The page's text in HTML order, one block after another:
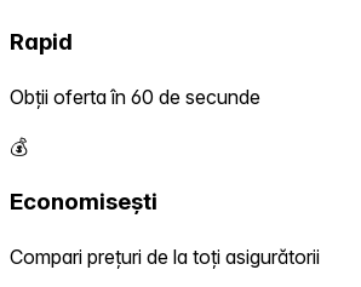
Rapid
Obții oferta în 60 de secunde
💰
Economisești
Compari prețuri de la toți asigurătorii